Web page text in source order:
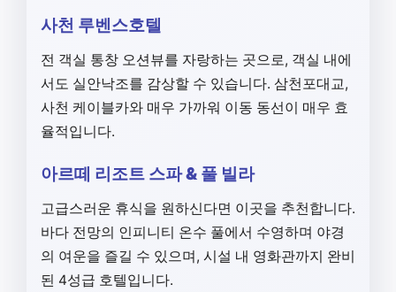
사천 루벤스호텔
전 객실 통창 오션뷰를 자랑하는 곳으로, 객실 내에
서도 실안낙조를 감상할 수 있습니다. 삼천포대교,
사천 케이블카와 매우 가까워 이동 동선이 매우 효
율적입니다.
아르떼 리조트 스파 & 풀 빌라
고급스러운 휴식을 원하신다면 이곳을 추천합니다.
바다 전망의 인피니티 온수 풀에서 수영하며 야경
의 여운을 즐길 수 있으며, 시설 내 영화관까지 완비
된 4성급 호텔입니다.